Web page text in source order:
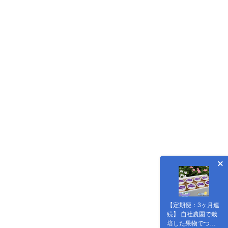
【定期便：3ヶ月連
続】 自社農園で栽
培した果物でつく